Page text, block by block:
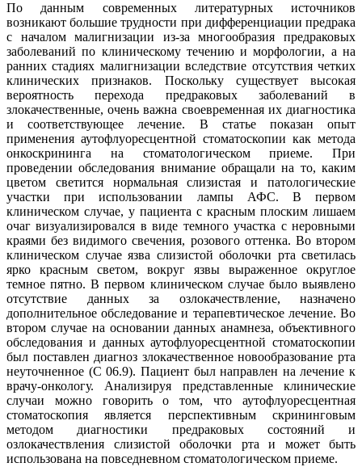
По данным современных литературных источников
возникают большие трудности при дифференциации предрака
с началом малигнизации из-за многообразия предраковых
заболеваний по клиническому течению и морфологии, а на
ранних стадиях малигнизации вследствие отсутствия четких
клинических признаков. Поскольку существует высокая
вероятность перехода предраковых заболеваний в
злокачественные, очень важна своевременная их диагностика
и соответствующее лечение. В статье показан опыт
применения аутофлуоресцентной стоматоскопии как метода
онкоскрининга на стоматологическом приеме. При
проведении обследования внимание обращали на то, каким
цветом светится нормальная слизистая и патологические
участки при использовании лампы АФС. В первом
клиническом случае, у пациента с красным плоским лишаем
очаг визуализировался в виде темного участка с неровными
краями без видимого свечения, розового оттенка. Во втором
клиническом случае язва слизистой оболочки рта светилась
ярко красным светом, вокруг язвы выраженное округлое
темное пятно. В первом клиническом случае было выявлено
отсутствие данных за озлокачествление, назначено
дополнительное обследование и терапевтическое лечение. Во
втором случае на основании данных анамнеза, объективного
обследования и данных аутофлуоресцентной стоматоскопии
был поставлен диагноз злокачественное новообразование рта
неуточненное (С 06.9). Пациент был направлен на лечение к
врачу-онкологу. Анализируя представленные клинические
случаи можно говорить о том, что аутофлуоресцентная
стоматоскопия является перспективным скрининговым
методом диагностики предраковых состояний и
озлокачествления слизистой оболочки рта и может быть
использована на повседневном стоматологическом приеме.